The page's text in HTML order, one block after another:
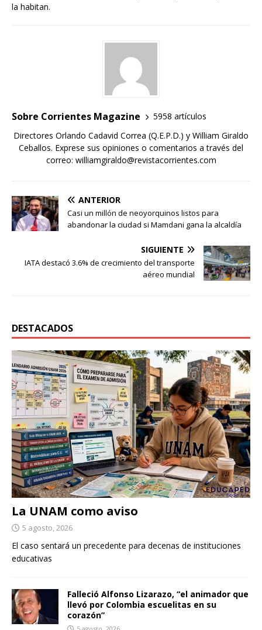
la habitan.
Sobre Corrientes Magazine
5958 artículos
Directores Orlando Cadavid Correa (Q.E.P.D.) y William Giraldo
Ceballos. Exprese sus opiniones o comentarios a través del
correo: williamgiraldo@revistacorrientes.com
ANTERIOR
Casi un millón de neoyorquinos listos para
abandonar la ciudad si Mamdani gana la alcaldía
SIGUIENTE
IATA destacó 3.6% de crecimiento del transporte
aéreo mundial
DESTACADOS
La UNAM como aviso
5 agosto, 2026
El caso sentará un precedente para decenas de instituciones
educativas
Falleció Alfonso Lizarazo, “el animador que
llevó por Colombia escuelitas en su
corazón”